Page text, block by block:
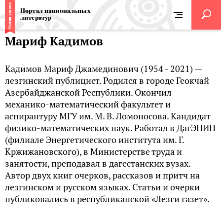
Портал национальных
литератур
Мариф Кадимов
Кадимов Мариф Джамединович (1954 - 2021) —
лезгинский публицист. Родился в городе Геокчай
Азербайджанской Республики. Окончил
механико-математический факультет и
аспирантуру МГУ им. М. В. Ломоносова. Кандидат
физико-математических наук. Работал в ДагЭНИН
(филиале Энергетического института им. Г.
Кржижановского), в Министерстве труда и
занятости, преподавал в дагестанских вузах.
Автор двух книг очерков, рассказов и притч на
лезгинском и русском языках. Статьи и очерки
публиковались в республиканской «Лезги газет».